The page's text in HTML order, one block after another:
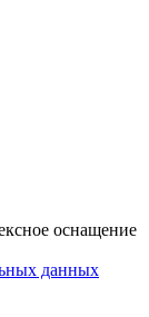
оснащение
данных